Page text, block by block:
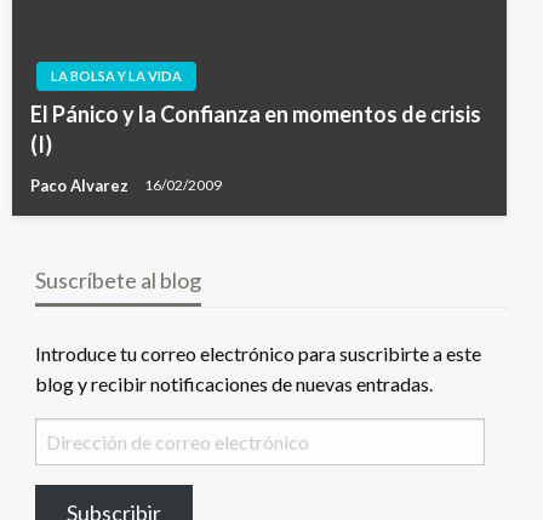
LA BOLSA Y LA VIDA
El Pánico y la Confianza en momentos de crisis
(I)
Paco Alvarez 16/02/2009
Suscríbete al blog
Introduce tu correo electrónico para suscribirte a este
blog y recibir notificaciones de nuevas entradas.
Dirección
de
Subscribir